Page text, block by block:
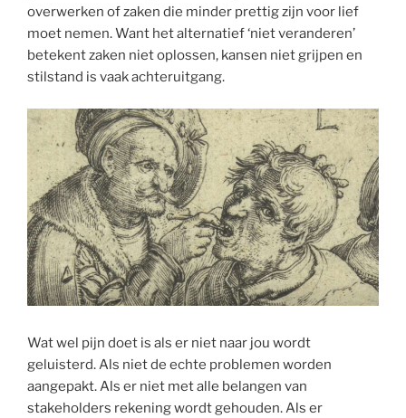
overwerken of zaken die minder prettig zijn voor lief
moet nemen. Want het alternatief ‘niet veranderen’
betekent zaken niet oplossen, kansen niet grijpen en
stilstand is vaak achteruitgang.
Wat wel pijn doet is als er niet naar jou wordt
geluisterd. Als niet de echte problemen worden
aangepakt. Als er niet met alle belangen van
stakeholders rekening wordt gehouden. Als er